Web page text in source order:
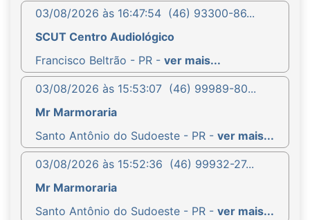
03/08/2026 às 16:47:54 (46) 93300-86...
SCUT Centro Audiológico
Francisco Beltrão - PR - ver mais...
03/08/2026 às 15:53:07 (46) 99989-80...
Mr Marmoraria
Santo Antônio do Sudoeste - PR - ver mais...
03/08/2026 às 15:52:36 (46) 99932-27...
Mr Marmoraria
Santo Antônio do Sudoeste - PR - ver mais...